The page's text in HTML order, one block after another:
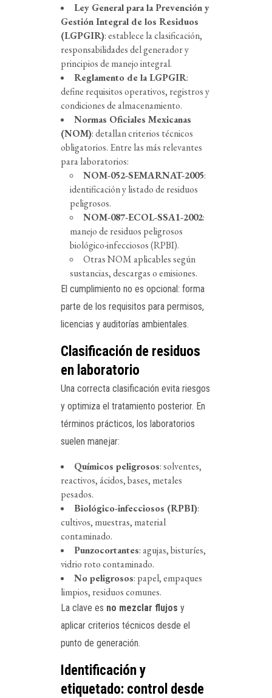
Ley General para la Prevención y
Gestión Integral de los Residuos
(LGPGIR): establece la clasificación,
responsabilidades del generador y
principios de manejo integral.
Reglamento de la LGPGIR:
define requisitos operativos, registros y
condiciones de almacenamiento.
Normas Oficiales Mexicanas
(NOM): detallan criterios técnicos
obligatorios. Entre las más relevantes
para laboratorios:
NOM-052-SEMARNAT-2005:
identificación y listado de residuos
peligrosos.
NOM-087-ECOL-SSA1-2002:
manejo de residuos peligrosos
biológico-infecciosos (RPBI).
Otras NOM aplicables según
sustancias, descargas o emisiones.
El cumplimiento no es opcional: forma
parte de los requisitos para permisos,
licencias y auditorías ambientales.
Clasificación de residuos
en laboratorio
Una correcta clasificación evita riesgos
y optimiza el tratamiento posterior. En
términos prácticos, los laboratorios
suelen manejar:
Químicos peligrosos: solventes,
reactivos, ácidos, bases, metales
pesados.
Biológico-infecciosos (RPBI):
cultivos, muestras, material
contaminado.
Punzocortantes: agujas, bisturíes,
vidrio roto contaminado.
No peligrosos: papel, empaques
limpios, residuos comunes.
La clave es no mezclar flujos y
aplicar criterios técnicos desde el
punto de generación.
Identificación y
etiquetado: control desde